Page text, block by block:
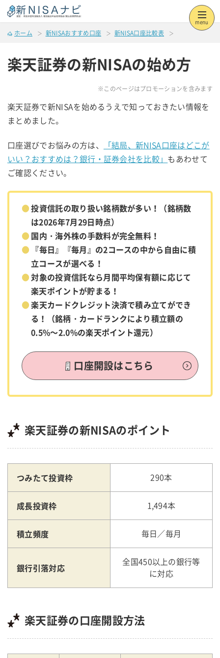
menu
ホーム 新NISAおすすめ口座 新NISA口座比較表
楽天証券の新NISAの始め方
※このページはプロモーションを含みます
楽天証券で新NISAを始めるうえで知っておきたい情報を
まとめました。
口座選びでお悩みの方は、
「結局、新NISA口座はどこが
いい？おすすめは？銀行・証券会社を比較」 もあわせて
ご確認ください。
投資信託の取り扱い銘柄数が多い！（銘柄数
は2026年7月29日時点）
国内・海外株の手数料が完全無料！
『毎日』『毎月』の2コースの中から自由に積
立コースが選べる！
対象の投資信託なら月間平均保有額に応じて
楽天ポイントが貯まる！
楽天カードクレジット決済で積み立てができ
る！（銘柄・カードランクにより積立額の
0.5%～2.0%の楽天ポイント還元）
口座開設はこちら
楽天証券の新NISAのポイント
つみたて投資枠 290本
成長投資枠 1,494本
積立頻度 毎日／毎月
銀行引落対応
全国450以上の銀行等
に対応
楽天証券の口座開設方法